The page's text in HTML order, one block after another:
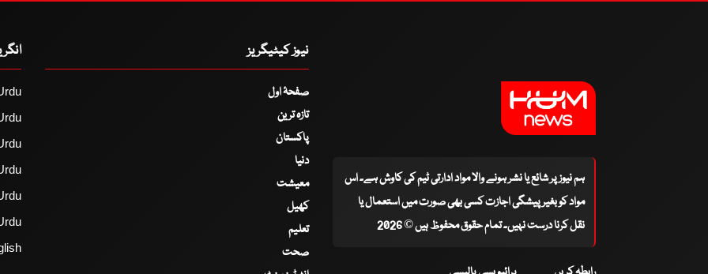
ہم نیوز پر شائع یا نشر ہونے والا مواد ادارتی ٹیم کی کاوش ہے۔ اس
مواد کو بغیر پیشگی اجازت کسی بھی صورت میں استعمال یا
نقل کرنا درست نہیں۔ تمام حقوق محفوظ ہیں © 2026
نیوز کیٹیگریز
صفحۂ اول
تازہ ترین
پاکستان
دنیا
معیشت
کھیل
تعلیم
صحت